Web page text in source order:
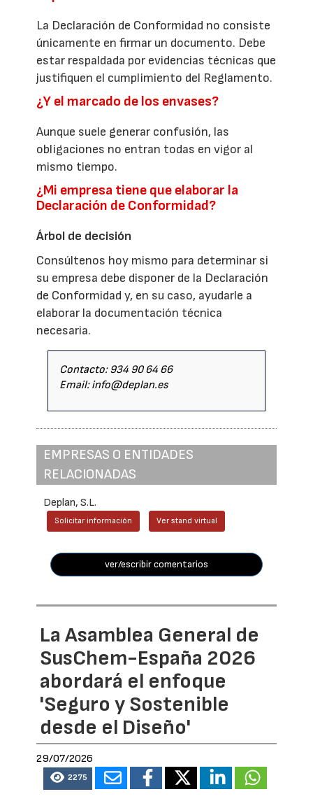
La Declaración de Conformidad no consiste
únicamente en firmar un documento. Debe
estar respaldada por evidencias técnicas que
justifiquen el cumplimiento del Reglamento.
¿Y el marcado de los envases?
Aunque suele generar confusión, las
obligaciones no entran todas en vigor al
mismo tiempo.
¿Mi empresa tiene que elaborar la
Declaración de Conformidad?
Árbol de decisión
Consúltenos hoy mismo para determinar si
su empresa debe disponer de la Declaración
de Conformidad y, en su caso, ayudarle a
elaborar la documentación técnica
necesaria.
Contacto: 934 90 64 66
Email: info@deplan.es
EMPRESAS O ENTIDADES
RELACIONADAS
Deplan, S.L.
Solicitar información Ver stand virtual
ver/escribir comentarios
La Asamblea General de
SusChem-España 2026
abordará el enfoque
'Seguro y Sostenible
desde el Diseño'
29/07/2026
2275